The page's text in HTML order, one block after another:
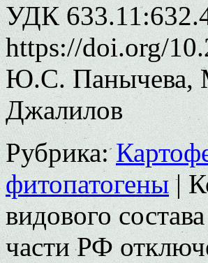
УДК
https://doi.org/
Ю.С. Панычева,
Джалилов
Рубрика:
фитопатогены |
видового
части РФ